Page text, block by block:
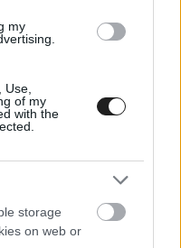
my
of my
with the
storage
on web or
hajlik, hogy
DRS alakul ki, ami
tempót,
Piastri enélkül is